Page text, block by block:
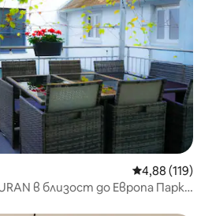
Средна
4,88 (119)
в близост до Европа Парк/